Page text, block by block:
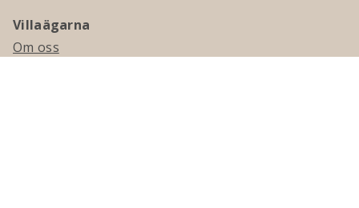
Villaägarna
Om oss